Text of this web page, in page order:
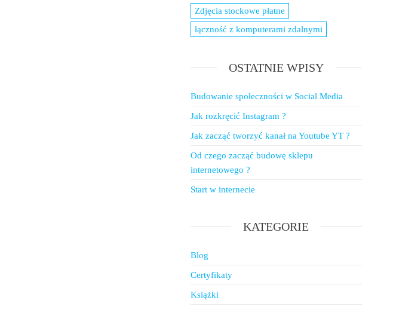
Zdjęcia stockowe płatne
łączność z komputerami zdalnymi
OSTATNIE WPISY
Budowanie społeczności w Social Media
Jak rozkręcić Instagram ?
Jak zacząć tworzyć kanał na Youtube YT ?
Od czego zacząć budowę sklepu
internetowego ?
Start w internecie
KATEGORIE
Blog
Certyfikaty
Książki